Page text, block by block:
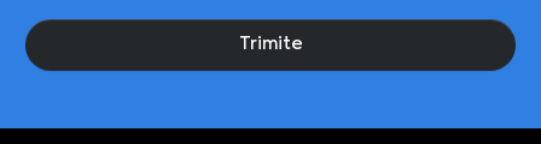
Trimite